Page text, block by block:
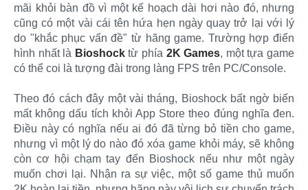
mãi khỏi bàn đồ vì một kế hoạch dài hơi nào đó, nhưng
cũng có một vài cái tên hứa hẹn ngày quay trở lại với lý
do "khắc phục vấn đề" từ hãng game. Trường hợp điển
hình nhất là Bioshocktừ phía 2K Games, một tựa game
có thể coi là tượng đài trong làng FPS trên PC/Console.
Theo đó cách đây một vài tháng, Bioshock bất ngờ biến
mất không dấu tích khỏi App Store theo đúng nghĩa đen.
Điều này có nghĩa nếu ai đó đã từng bỏ tiền cho game,
nhưng vì một lý do nào đó xóa game khỏi máy, sẽ không
còn cơ hội chạm tay đến Bioshock nếu như một ngày
muốn chơi lại. Nhận ra sự việc, một số game thủ muốn